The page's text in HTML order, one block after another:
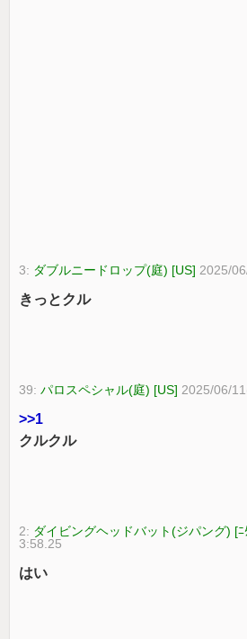
3: ダブルニードロップ(庭) [US] 2025/
きっとクル
39:パロスペシャル(庭) [US] 2025/06/
>>1
クルクル
2: ダイビングヘッドバット(ジパング) [ﾆ
3:58.25
はい